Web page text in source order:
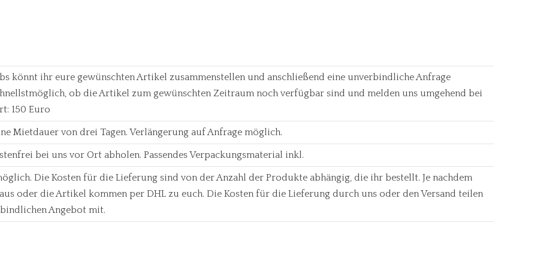
könnt ihr eure gewünschten Artikel zusammenstellen und anschließend eine unverbindliche Anfrage
ob die Artikel zum gewünschten Zeitraum noch verfügbar sind und melden uns umgehend bei
150 Euro
Mietdauer von drei Tagen. Verlängerung auf Anfrage möglich.
bei uns vor Ort abholen. Passendes Verpackungsmaterial inkl.
Die Kosten für die Lieferung sind von der Anzahl der Produkte abhängig, die ihr bestellt. Je nachdem
oder die Artikel kommen per DHL zu euch. Die Kosten für die Lieferung durch uns oder den Versand teilen
Angebot mit.